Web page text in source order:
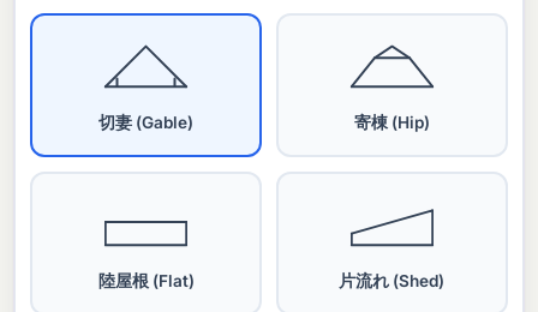
切妻 (Gable) 寄棟 (Hip)
陸屋根 (Flat) 片流れ (Shed)